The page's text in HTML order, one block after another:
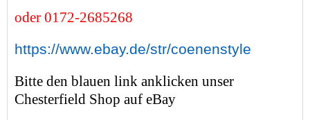
oder 0172-2685268
https://www.ebay.de/str/coenenstyle
Bitte den blauen link anklicken unser
Chesterfield Shop auf eBay